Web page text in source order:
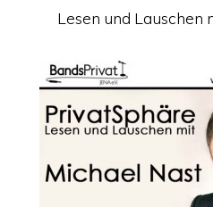
Lesen und Lauschen